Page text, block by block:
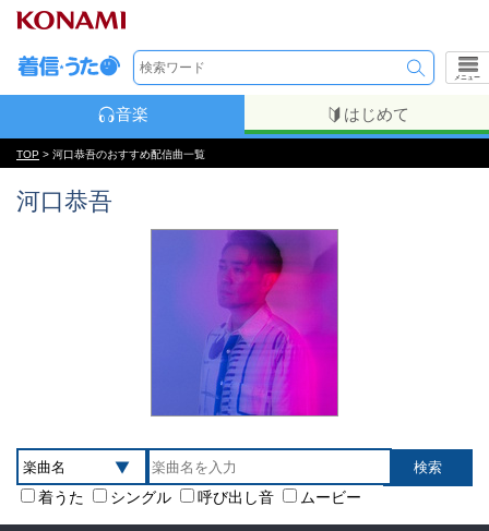
メニュー
音楽 はじめて
TOP > 河口恭吾のおすすめ配信曲一覧
河口恭吾
着うた シングル 呼び出し音 ムービー